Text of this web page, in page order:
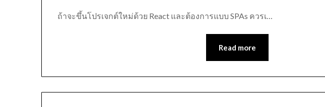
ถ้าจะขึ้นโปรเจกต์ใหม่ด้วย React และต้องการแบบ SPAs ควรเ…
Read more